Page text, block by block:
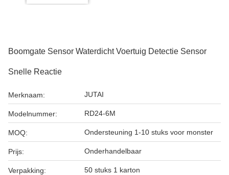
Boomgate Sensor Waterdicht Voertuig Detectie Sensor
Snelle Reactie
Merknaam: JUTAI
Modelnummer: RD24-6M
MOQ: Ondersteuning 1-10 stuks voor monster
Prijs: Onderhandelbaar
Verpakking: 50 stuks 1 karton